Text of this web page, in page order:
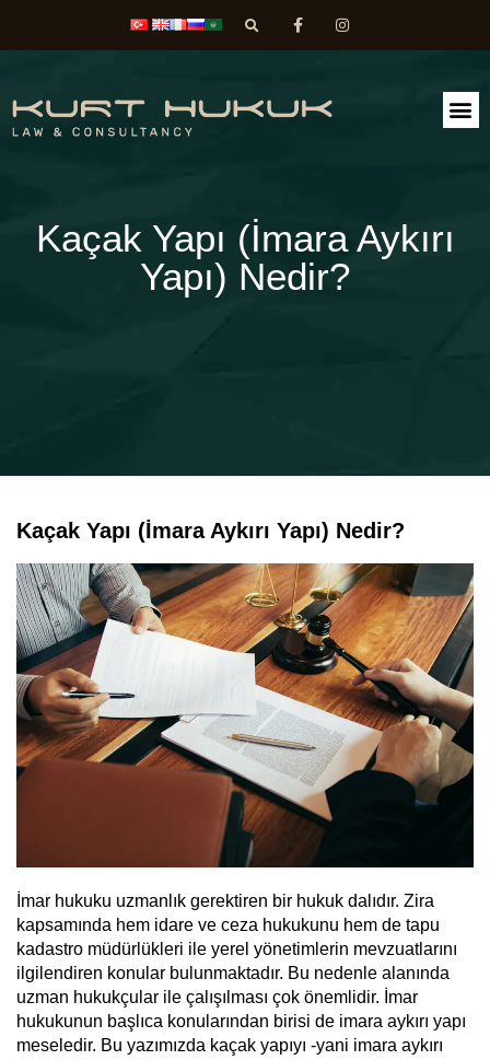
Kaçak Yapı (İmara Aykırı
Yapı) Nedir?
Kaçak Yapı (İmara Aykırı Yapı) Nedir?
İmar hukuku uzmanlık gerektiren bir hukuk dalıdır. Zira
kapsamında hem idare ve ceza hukukunu hem de tapu
kadastro müdürlükleri ile yerel yönetimlerin mevzuatlarını
ilgilendiren konular bulunmaktadır. Bu nedenle alanında
uzman hukukçular ile çalışılması çok önemlidir. İmar
hukukunun başlıca konularından birisi de imara aykırı yapı
meseledir. Bu yazımızda kaçak yapıyı -yani imara aykırı